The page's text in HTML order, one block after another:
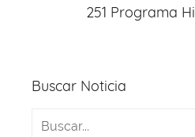
251 Programa
Buscar Noticia